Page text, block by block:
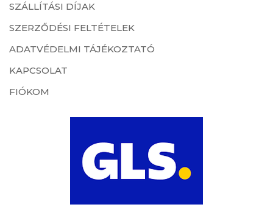
SZÁLLÍTÁSI DÍJAK
SZERZŐDÉSI FELTÉTELEK
ADATVÉDELMI TÁJÉKOZTATÓ
KAPCSOLAT
FIÓKOM